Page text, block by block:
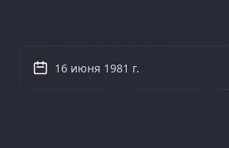
16 июня 1981 г.